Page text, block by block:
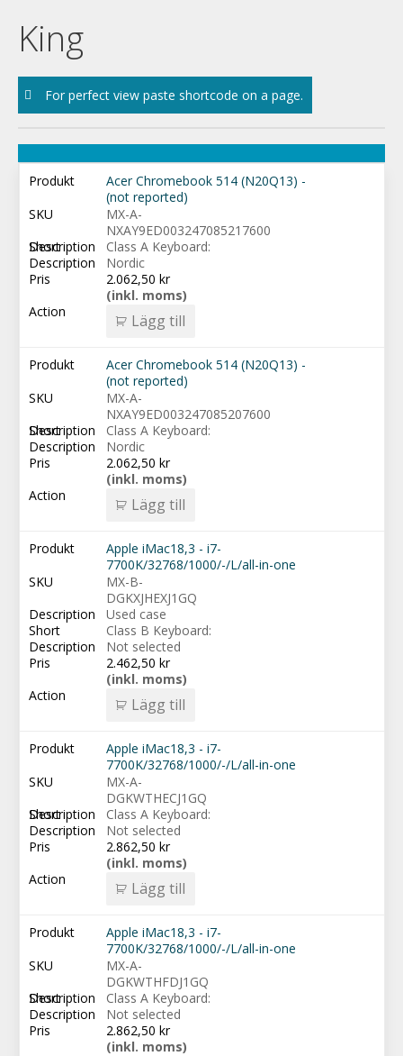
contentKing
For perfect view paste shortcode on a page.
Acer Chromebook 514 (N20Q13) -
(not reported)
MX-A-
NXAY9ED003247085217600
Class A Keyboard:
Nordic
2.062,50 kr
(inkl. moms)
Lägg till
Acer Chromebook 514 (N20Q13) -
(not reported)
MX-A-
NXAY9ED003247085207600
Class A Keyboard:
Nordic
2.062,50 kr
(inkl. moms)
Lägg till
Apple iMac18,3 - i7-
7700K/32768/1000/-/L/all-in-one
MX-B-
DGKXJHEXJ1GQ
Used case
Class B Keyboard:
Not selected
2.462,50 kr
(inkl. moms)
Lägg till
Apple iMac18,3 - i7-
7700K/32768/1000/-/L/all-in-one
MX-A-
DGKWTHECJ1GQ
Class A Keyboard:
Not selected
2.862,50 kr
(inkl. moms)
Lägg till
Apple iMac18,3 - i7-
7700K/32768/1000/-/L/all-in-one
MX-A-
DGKWTHFDJ1GQ
Class A Keyboard:
Not selected
2.862,50 kr
(inkl. moms)